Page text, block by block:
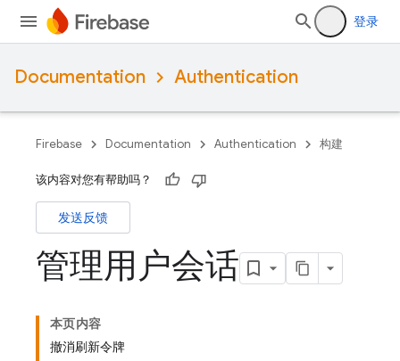
登录
Documentation Authentication
Firebase Documentation Authentication 构建
该内容对您有帮助吗？
发送反馈
管理用户会话
本页内容
撤消刷新令牌